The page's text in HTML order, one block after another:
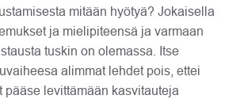
mitään hyötyä? Jokaisella
ja mielipiteensä ja varmaan
tuskin on olemassa. Itse
alimmat lehdet pois, ettei
pääse levittämään kasvitauteja